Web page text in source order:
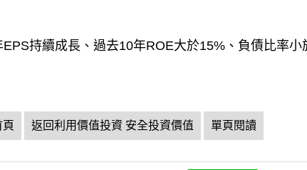
持續成長、過去10年ROE大於15%、負債比率小
頁 返回利用價值投資 安全投資價值 單頁閱讀